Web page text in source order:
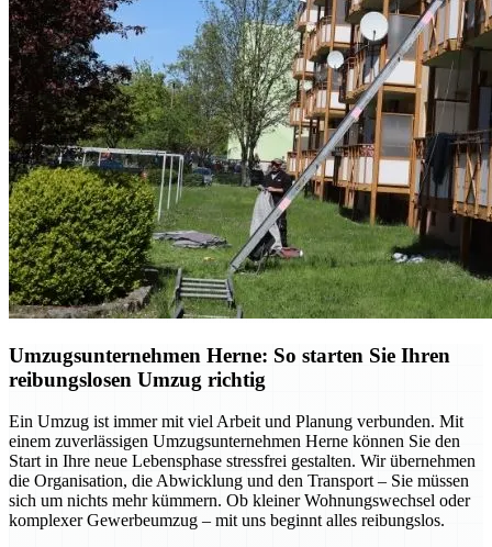
Umzugsunternehmen Herne: So starten Sie Ihren
reibungslosen Umzug richtig
Ein Umzug ist immer mit viel Arbeit und Planung verbunden. Mit
einem zuverlässigen Umzugsunternehmen Herne können Sie den
Start in Ihre neue Lebensphase stressfrei gestalten. Wir übernehmen
die Organisation, die Abwicklung und den Transport – Sie müssen
sich um nichts mehr kümmern. Ob kleiner Wohnungswechsel oder
komplexer Gewerbeumzug – mit uns beginnt alles reibungslos.